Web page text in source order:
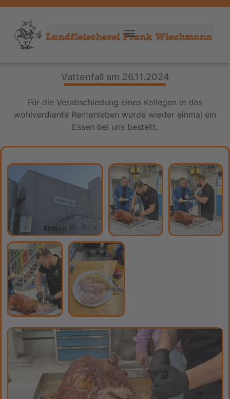
Landfleischerei Frank Wiechmann
Vattenfall am 26.11.2024
Für die Verabschiedung eines Kollegen in das
wohlverdiente Rentenleben wurde wieder einmal ein
Essen bei uns bestellt.